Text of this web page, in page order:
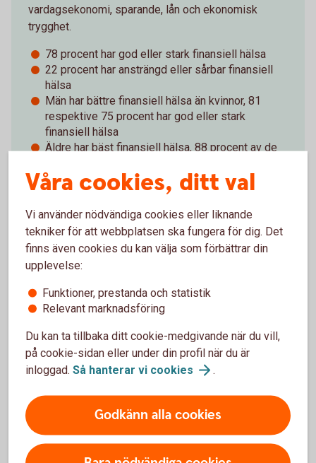
vardagsekonomi, sparande, lån och ekonomisk
trygghet.
78 procent har god eller stark finansiell hälsa
22 procent har ansträngd eller sårbar finansiell
hälsa
Män har bättre finansiell hälsa än kvinnor, 81
respektive 75 procent har god eller stark
finansiell hälsa
Äldre har bäst finansiell hälsa, 88 procent av de
Bland 18-29-åringarna har 67 procent god eller
stark finansiell hälsa
Index för finansiell hälsa - läs hela rapporten
(pdf)
förhushållen
Det här är finansiell hälsa
Vårt index tar avstamp i FN:s definition av
ekonomisk hälsa: ”att känna sig trygg i sin
Våra cookies, ditt val
Vi använder nödvändiga cookies eller liknande
tekniker för att webbplatsen ska fungera för dig. Det
finns även cookies du kan välja som förbättrar din
upplevelse:
Funktioner, prestanda och statistik
Relevant marknadsföring
Du kan ta tillbaka ditt cookie-medgivande när du vill,
på cookie-sidan eller under din profil när du är
inloggad. Så hanterar vi cookies .
Godkänn alla cookies